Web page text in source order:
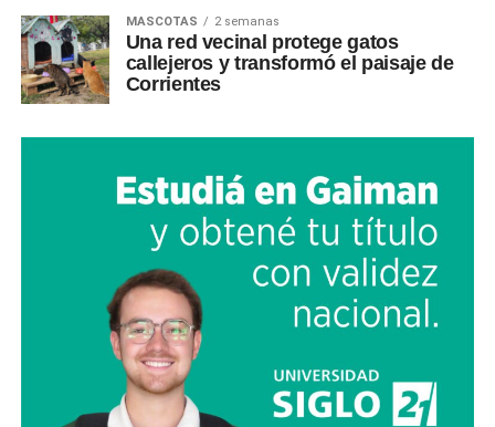
MASCOTAS 2 semanas
Una red vecinal protege gatos
callejeros y transformó el paisaje de
Corrientes